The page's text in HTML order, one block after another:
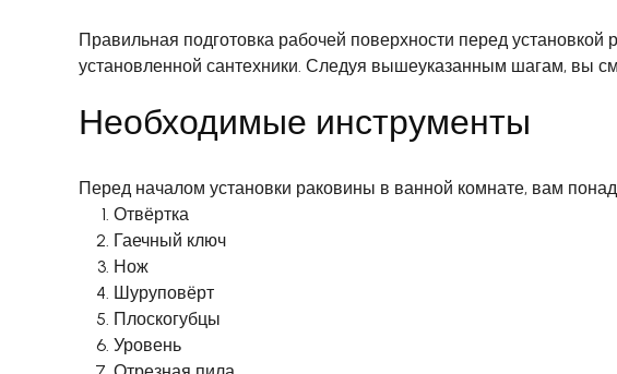
Правильная подготовка рабочей поверхности перед
установленной сантехники. Следуя вышеуказанным шагам, вы
Необходимые инструменты
Перед началом установки раковины в ванной комнате, вам
Отвёртка
Гаечный ключ
Нож
Шуруповёрт
Плоскогубцы
Уровень